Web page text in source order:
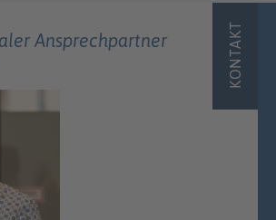
KONTAKT
Ansprechpartner